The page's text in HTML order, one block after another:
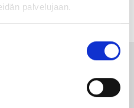
palvelujaan.